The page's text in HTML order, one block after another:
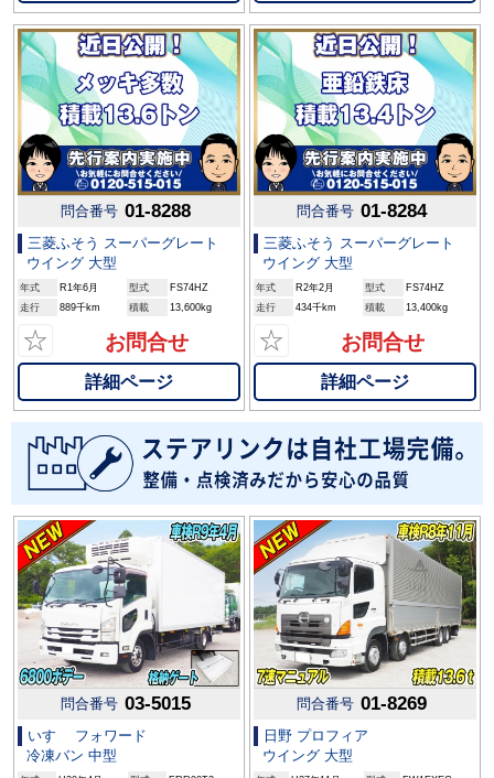
問合番号 01-8288
三菱ふそう スーパーグレート
ウイング 大型
年式 R1年6月 型式
FS74HZ
走行
889千km 積載 13,600kg
☆ お問合せ
詳細ページ
問合番号 01-8284
三菱ふそう スーパーグレート
ウイング 大型
年式 R2年2月 型式
FS74HZ
走行
434千km 積載 13,400kg
☆ お問合せ
詳細ページ
問合番号 03-5015
いすゞ フォワード
冷凍バン 中型
問合番号 01-8269
日野 プロフィア
ウイング 大型